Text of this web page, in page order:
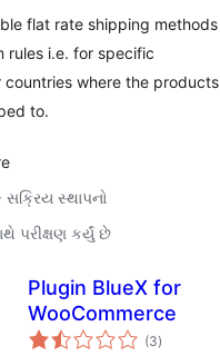
flat rate shipping methods
rules i.e. for specific
countries where the products
to.
સ્થાપનો
પરીક્ષણ કર્યું છે
Plugin BlueX for
WooCommerce
(3કુલ
રેટિંગ્સ
)